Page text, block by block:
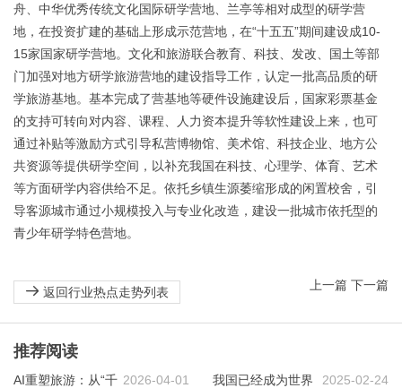
舟、中华优秀传统文化国际研学营地、兰亭等相对成型的研学营
地，在投资扩建的基础上形成示范营地，在“十五五”期间建设成10-
15家国家研学营地。文化和旅游联合教育、科技、发改、国土等部
门加强对地方研学旅游营地的建设指导工作，认定一批高品质的研
学旅游基地。基本完成了营基地等硬件设施建设后，国家彩票基金
的支持可转向对内容、课程、人力资本提升等软性建设上来，也可
通过补贴等激励方式引导私营博物馆、美术馆、科技企业、地方公
共资源等提供研学空间，以补充我国在科技、心理学、体育、艺术
等方面研学内容供给不足。依托乡镇生源萎缩形成的闲置校舍，引
导客源城市通过小规模投入与专业化改造，建设一批城市依托型的
青少年研学特色营地。
上一篇 下一篇
返回行业热点走势列表
推荐阅读
2026-04-01
AI重塑旅游：从“千
2025-02-24
我国已经成为世界